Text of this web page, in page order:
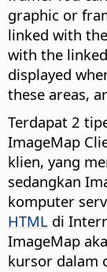
graphic or
linked with
with the
displayed
these areas,
Terdapat 2
ImageMap
klien, yang
sedangkan
komputer
HTML di
ImageMap
kursor dalam